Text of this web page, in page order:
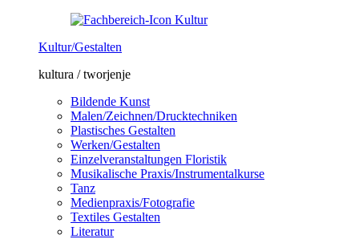
Kultur/Gestalten
kultura / tworjenje
Bildende Kunst
Malen/Zeichnen/Drucktechniken
Plastisches Gestalten
Werken/Gestalten
Einzelveranstaltungen Floristik
Musikalische Praxis/Instrumentalkurse
Tanz
Medienpraxis/Fotografie
Textiles Gestalten
Literatur